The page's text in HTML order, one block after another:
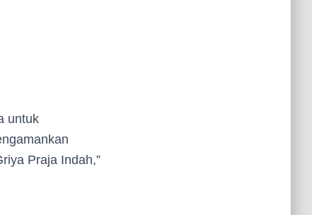
untuk
Praja Indah,”